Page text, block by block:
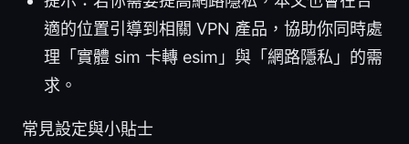
適的位置引導到相關 VPN 產品，協助你同時處
理「實體 sim 卡轉 esim」與「網路隱私」的需
求。
常見設定與小貼士